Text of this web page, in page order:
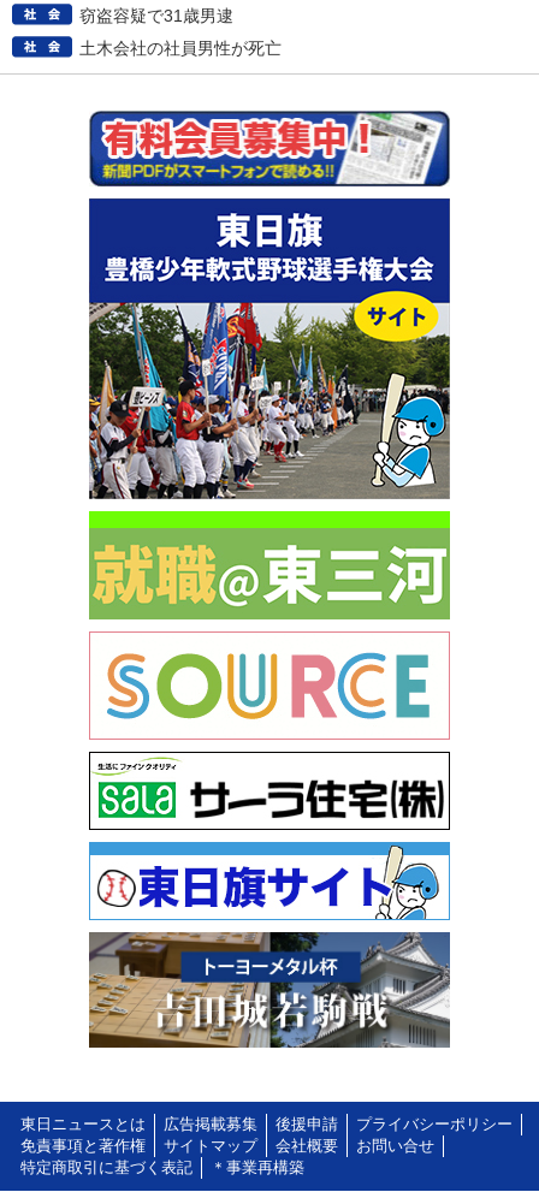
窃盗容疑で31歳男逮
土木会社の社員男性が死亡
東日ニュースとは 広告掲載募集 後援申請
プライバシーポリシー
免責事項と著作権
サイトマップ 会社概要
お問い合せ
特定商取引に基づく表記
＊事業再構築